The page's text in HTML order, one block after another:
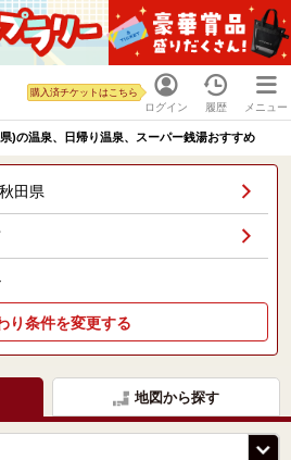
ログイン
購入済チケットはこちら
履歴 メニュー
)の温泉、日帰り温泉、スーパー銭湯おすすめ
田県
り条件を変更する
地図から探す